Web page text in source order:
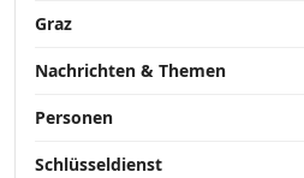
Graz
Nachrichten & Themen
Personen
Schlüsseldienst